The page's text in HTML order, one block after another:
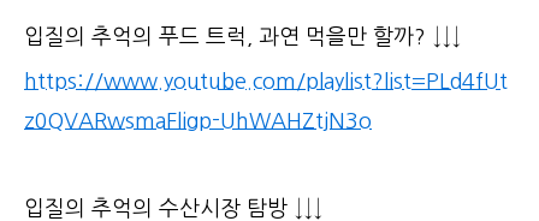
입질의 추억의 푸드 트럭, 과연 먹을만 할까? ↓↓↓
https://www.youtube.com/playlist?list=PLd4fUt
z0QVARwsmaFligp-UhWAHZtjN3o
입질의 추억의 수산시장 탐방 ↓↓↓